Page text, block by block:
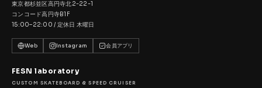
東京都杉並区高円寺北2-22-1
コンコード高円寺B1F
15:00–22:00 / 定休日 木曜日
Web Instagram 会員アプリ
FESN laboratory
CUSTOM SKATEBOARD & SPEED CRUISER